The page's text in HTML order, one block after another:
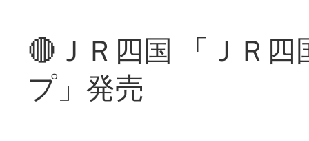
🔴ＪＲ四国 「ＪＲ
プ」発売